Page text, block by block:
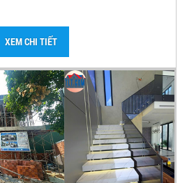
XEM CHI TIẾT